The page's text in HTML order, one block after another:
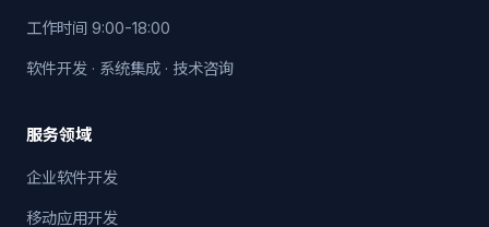
工作时间 9:00-18:00
软件开发 · 系统集成 · 技术咨询
服务领域
企业软件开发
移动应用开发